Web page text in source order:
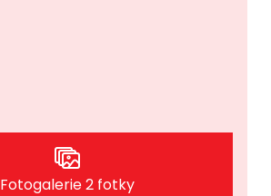
Fotogalerie 2 fotky